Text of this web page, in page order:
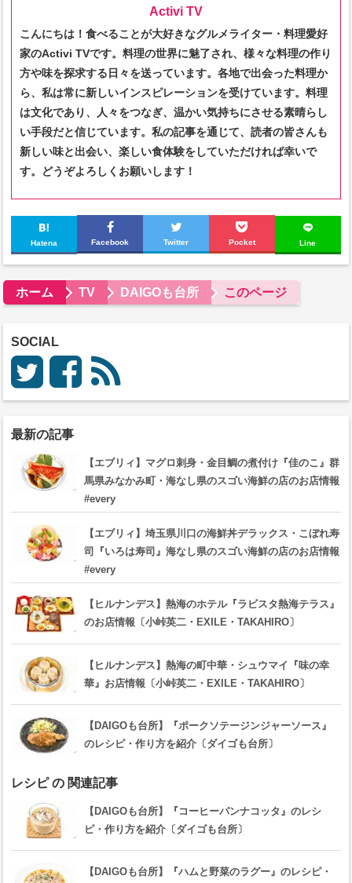
Activi TV
こんにちは！食べることが大好きなグルメライター・料理愛好
家のActivi TVです。料理の世界に魅了され、様々な料理の作り
方や味を探求する日々を送っています。各地で出会った料理か
ら、私は常に新しいインスピレーションを受けています。料理
は文化であり、人々をつなぎ、温かい気持ちにさせる素晴らし
い手段だと信じています。私の記事を通じて、読者の皆さんも
新しい味と出会い、楽しい食体験をしていただければ幸いで
す。どうぞよろしくお願いします！
Hatena Facebook Twitter Pocket Line
ホーム TV DAIGOも台所 このページ
SOCIAL
最新の記事
【エブリィ】マグロ刺身・金目鯛の煮付け『佳のこ』群
馬県みなかみ町・海なし県のスゴい海鮮の店のお店情報
#every
【エブリィ】埼玉県川口の海鮮丼デラックス・こぼれ寿
司『いろは寿司』海なし県のスゴい海鮮の店のお店情報
#every
【ヒルナンデス】熱海のホテル『ラビスタ熱海テラス』
のお店情報〔小峠英二・EXILE・TAKAHIRO〕
【ヒルナンデス】熱海の町中華・シュウマイ『味の幸
華』お店情報〔小峠英二・EXILE・TAKAHIRO〕
【DAIGOも台所】『ポークソテージンジャーソース』
のレシピ・作り方を紹介〔ダイゴも台所〕
レシピ の 関連記事
【DAIGOも台所】『コーヒーパンナコッタ』のレシ
ピ・作り方を紹介〔ダイゴも台所〕
【DAIGOも台所】『ハムと野菜のラグー』のレシピ・